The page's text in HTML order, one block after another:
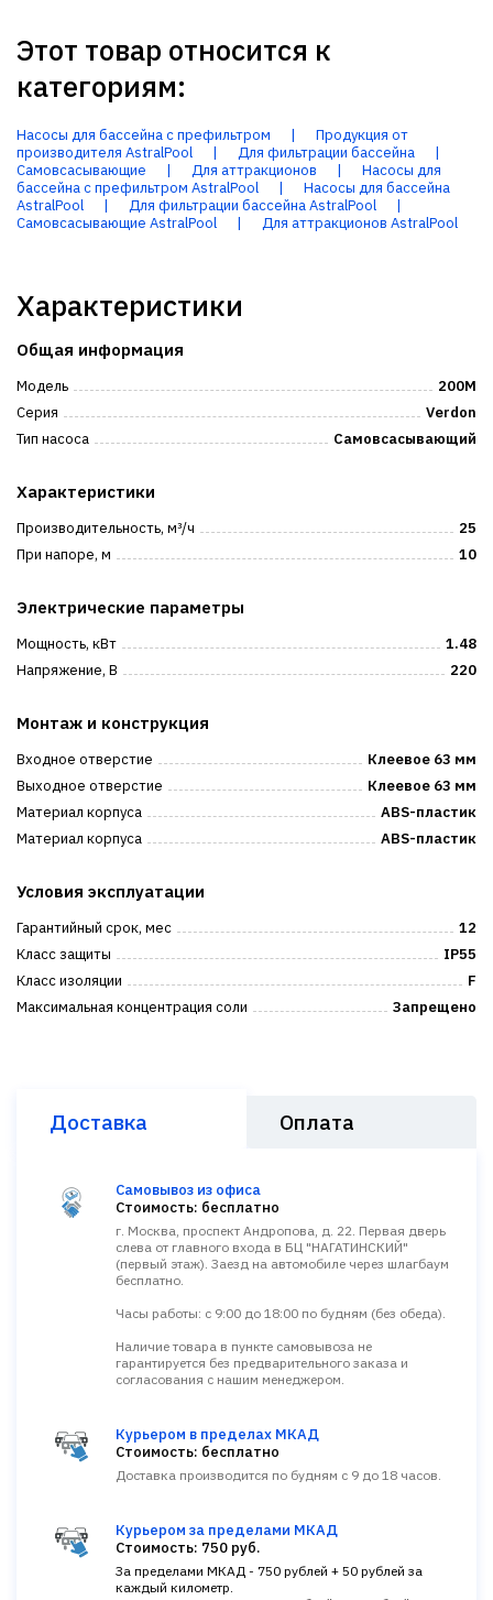
Этот товар относится к
категориям:
Насосы для бассейна с префильтром |
Продукция от
производителя AstralPool
| Для фильтрации бассейна
|
Самовсасывающие
| Для аттракционов |
Насосы для
бассейна с префильтром AstralPool
|
Насосы для бассейна
AstralPool
| Для фильтрации бассейна AstralPool
|
Самовсасывающие AstralPool
| Для аттракционов AstralPool
Характеристики
Общая информация
Модель
200M
Серия
Verdon
Тип насоса
Самовсасывающий
Характеристики
Производительность, м³/ч
25
При напоре, м
10
Электрические параметры
Мощность, кВт
1.48
Напряжение, В
220
Монтаж и конструкция
Входное отверстие
Клеевое 63 мм
Выходное отверстие
Клеевое 63 мм
Материал корпуса
ABS-пластик
Материал корпуса
ABS-пластик
Условия эксплуатации
Гарантийный срок, мес
12
Класс защиты
IP55
Класс изоляции
F
Максимальная концентрация соли
Запрещено
Доставка Оплата
Самовывоз из офиса
Стоимость: бесплатно
г. Москва, проспект Андропова, д. 22. Первая дверь
слева от главного входа в БЦ "НАГАТИНСКИЙ"
(первый этаж). Заезд на автомобиле через шлагбаум
бесплатно.
Часы работы: с 9:00 до 18:00 по будням (без обеда).
Наличие товара в пункте самовывоза не
гарантируется без предварительного заказа и
согласования с нашим менеджером.
Курьером в пределах МКАД
Стоимость: бесплатно
Доставка производится по будням с 9 до 18 часов.
Курьером за пределами МКАД
Стоимость: 750 руб.
За пределами МКАД - 750 рублей + 50 рублей за
каждый километр.